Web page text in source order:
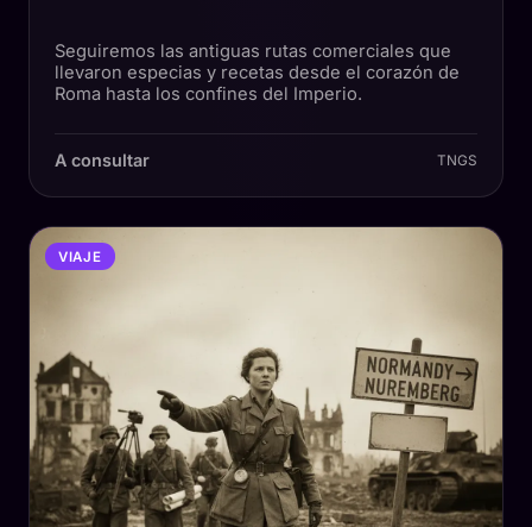
Seguiremos las antiguas rutas comerciales que
llevaron especias y recetas desde el corazón de
Roma hasta los confines del Imperio.
A consultar TNGS
VIAJE